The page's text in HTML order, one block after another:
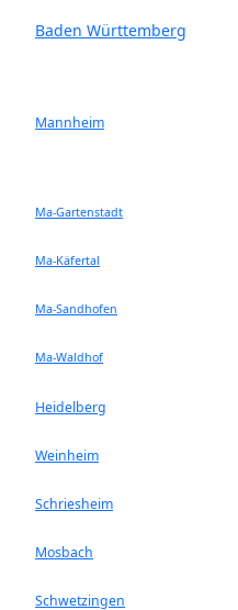
Baden Württemberg
Mannheim
Ma-Gartenstadt
Ma-Käfertal
Ma-Sandhofen
Ma-Waldhof
Heidelberg
Weinheim
Schriesheim
Mosbach
Schwetzingen